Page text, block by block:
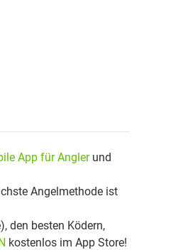
App für Anglerund
Angelmethode ist
den besten Ködern,
kostenlos im App Store!